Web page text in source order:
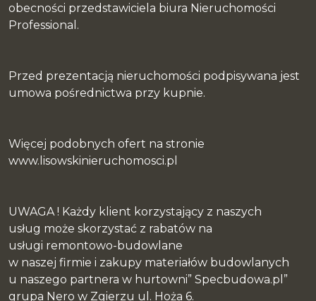
obecności przedstawiciela biura Nieruchomości
Professional.
Przed prezentacją nieruchomości podpisywana jest
umowa pośrednictwa przy kupnie.
Więcej podobnych ofert na stronie
www.lisowskinieruchomosci.pl
UWAGA ! Każdy klient korzystający z naszych
usług może skorzystać z rabatów na
usługi remontowo-budowlane
w naszej firmie i zakupy materiałów budowlanych
u naszego partnera w hurtowni” Specbudowa.pl”
grupa Nero w Zgierzu ul. Hoża 6.